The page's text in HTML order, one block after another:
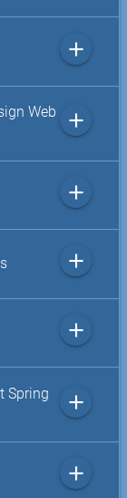
add
Web
add
add
add
add
Spring
add
add